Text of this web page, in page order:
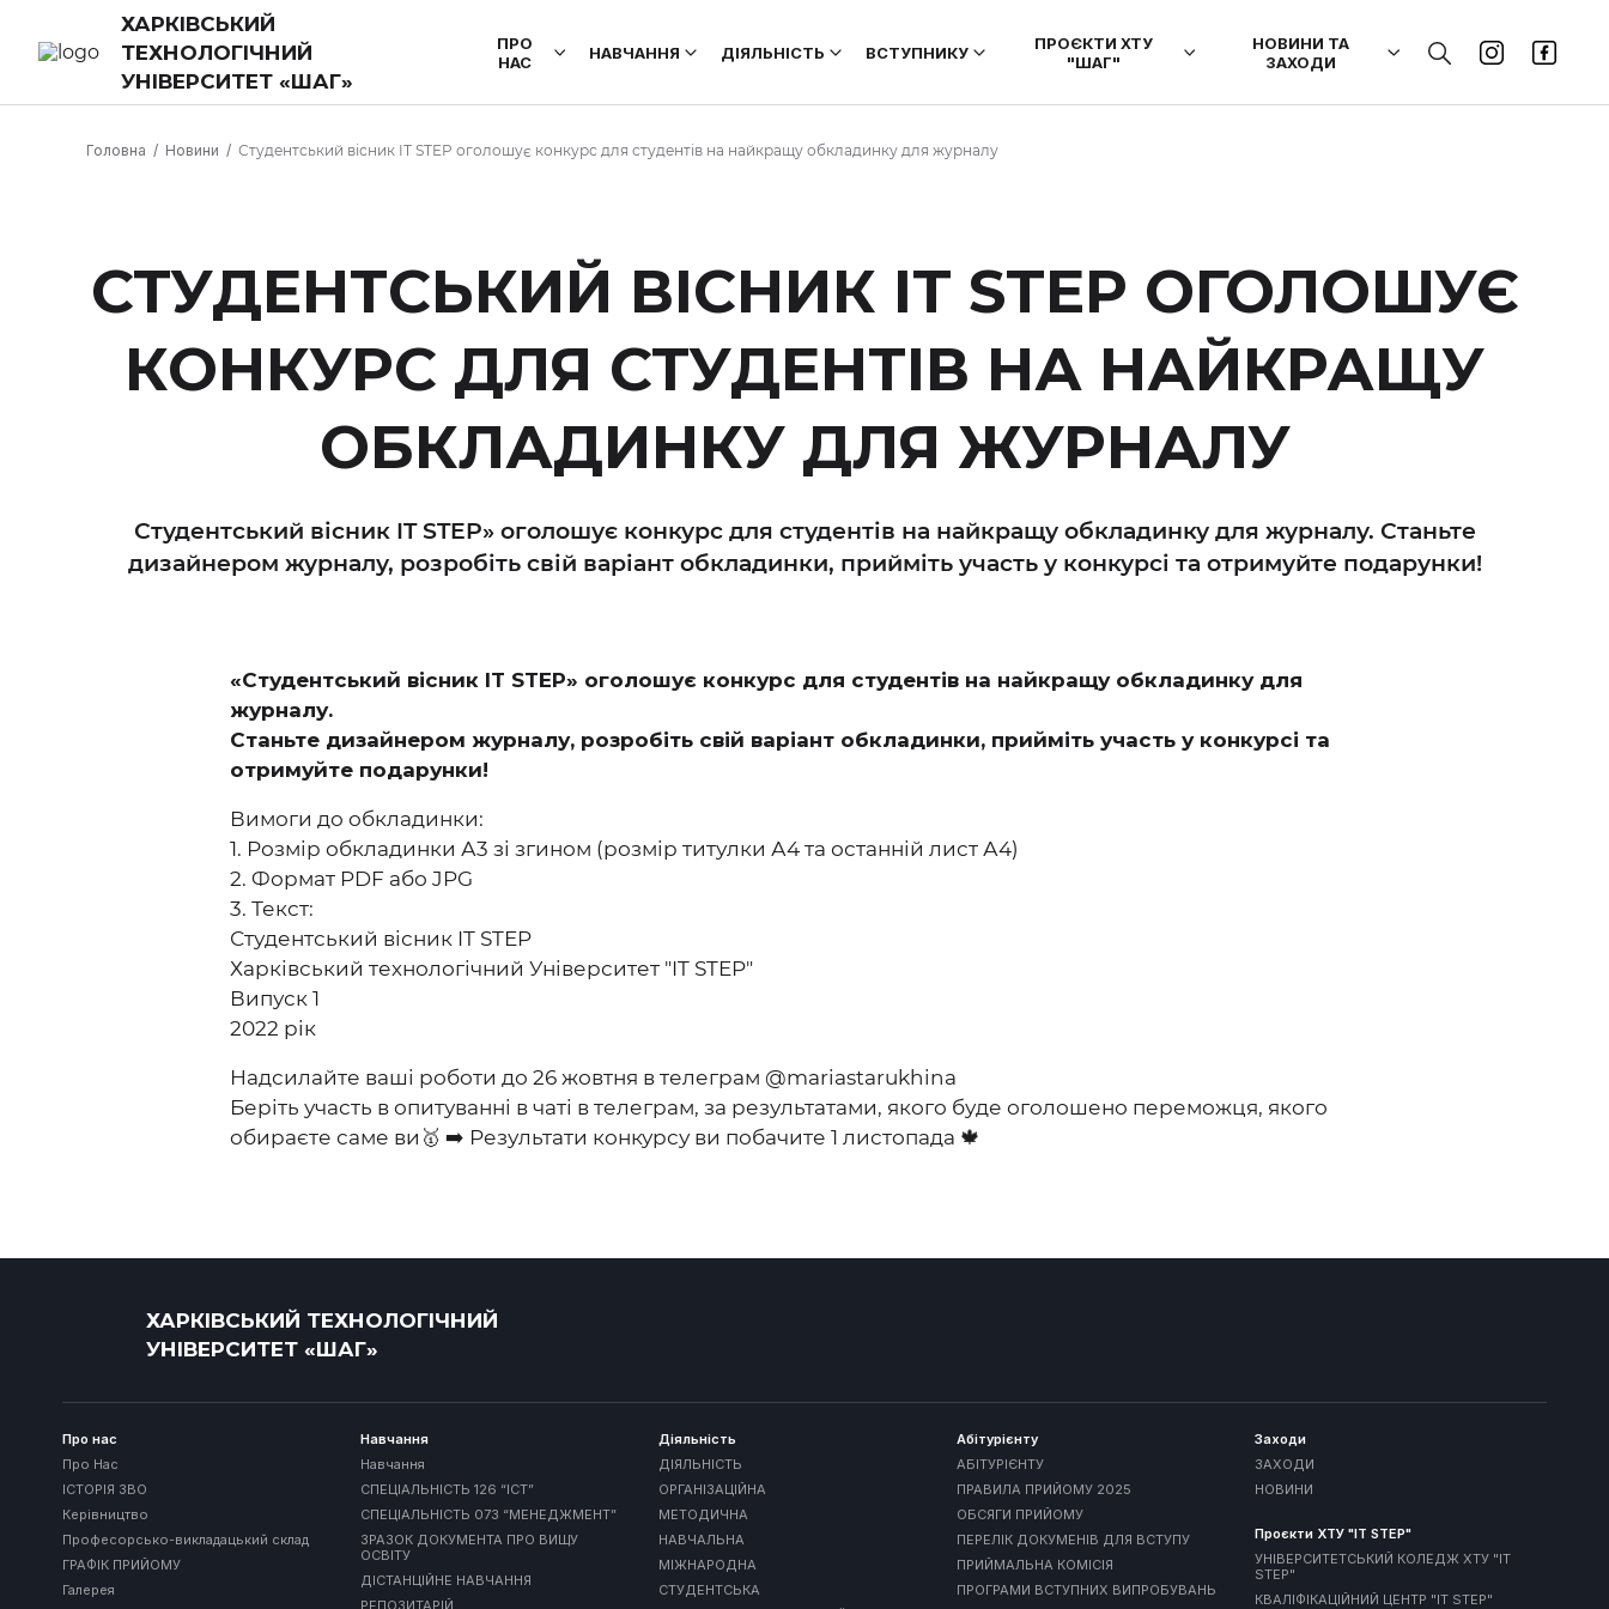
ХАРКІВСЬКИЙ
ТЕХНОЛОГІЧНИЙ
УНІВЕРСИТЕТ «ШАГ»
ПРО
НАС
НАВЧАННЯ ДІЯЛЬНІСТЬ ВСТУПНИКУ
ПРОЄКТИ ХТУ
"ШАГ"
НОВИНИ ТА
ЗАХОДИ
Головна Новини Студентський вісник IT STEP оголошує конкурс для студентів на найкращу обкладинку для журналу
СТУДЕНТСЬКИЙ ВІСНИК IT STEP ОГОЛОШУЄ
КОНКУРС ДЛЯ СТУДЕНТІВ НА НАЙКРАЩУ
ОБКЛАДИНКУ ДЛЯ ЖУРНАЛУ
Студентський вісник IT STEP» оголошує конкурс для студентів на найкращу обкладинку для журналу. Станьте
дизайнером журналу, розробіть свій варіант обкладинки, прийміть участь у конкурсі та отримуйте подарунки!
«Студентський вісник IT STEP» оголошує конкурс для студентів на найкращу обкладинку для
журналу.
Станьте дизайнером журналу, розробіть свій варіант обкладинки, прийміть участь у конкурсі та
отримуйте подарунки!
Вимоги до обкладинки:
1. Розмір обкладинки А3 зі згином (розмір титулки А4 та останній лист А4)
2. Формат PDF або JPG
3. Текст:
Студентський вісник IT STЕP
Харківський технологічний Університет "IT STEP"
Випуск 1
2022 рік
Надсилайте ваші роботи до 26 жовтня в телеграм @mariastarukhina
Беріть участь в опитуванні в чаті в телеграм, за результатами, якого буде оголошено переможця, якого
обираєте саме ви🥇 ➡️ Результати конкурсу ви побачите 1 листопада 🍁
ХАРКІВСЬКИЙ ТЕХНОЛОГІЧНИЙ
УНІВЕРСИТЕТ «ШАГ»
Про нас
Про Нас
ІСТОРІЯ ЗВО
Керівництво
Професорсько-викладацький склад
ГРАФІК ПРИЙОМУ
Галерея
Навчання
Навчання
СПЕЦІАЛЬНІСТЬ 126 “ІСТ”
СПЕЦІАЛЬНІСТЬ 073 “МЕНЕДЖМЕНТ”
ЗРАЗОК ДОКУМЕНТА ПРО ВИЩУ
ОСВІТУ
ДІСТАНЦІЙНЕ НАВЧАННЯ
РЕПОЗИТАРІЙ
Діяльність
ДІЯЛЬНІСТЬ
ОРГАНІЗАЦІЙНА
МЕТОДИЧНА
НАВЧАЛЬНА
МІЖНАРОДНА
СТУДЕНТСЬКА
Абітурієнту
АБІТУРІЄНТУ
ПРАВИЛА ПРИЙОМУ 2025
ОБСЯГИ ПРИЙОМУ
ПЕРЕЛІК ДОКУМЕНІВ ДЛЯ ВСТУПУ
ПРИЙМАЛЬНА КОМІСІЯ
ПРОГРАМИ ВСТУПНИХ ВИПРОБУВАНЬ
Заходи
ЗАХОДИ
НОВИНИ
Проєкти ХТУ "IT STEP"
УНІВЕРСИТЕТСЬКИЙ КОЛЕДЖ ХТУ "IT
STEP"
КВАЛІФІКАЦІЙНИЙ ЦЕНТР "IT STEP"